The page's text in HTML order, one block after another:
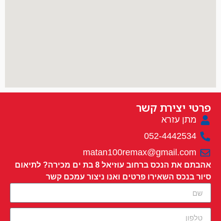
פרטי יצירת קשר
מתן עזרא
052-4442534
matan100remax@gmail.com
אהבתם את הנכס ברחוב עוזיאל 8 בת ים מכירה? לתיאום
סיור בנכס השאירו פרטים ואנו ניצור עמכם קשר